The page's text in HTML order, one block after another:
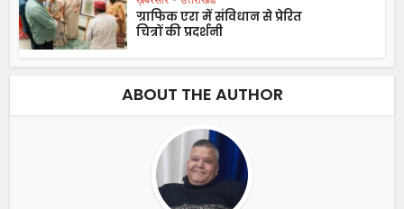
ग्राफिक एरा में संविधान से प्रेरित
चित्रों की प्रदर्शनी
ABOUT THE AUTHOR